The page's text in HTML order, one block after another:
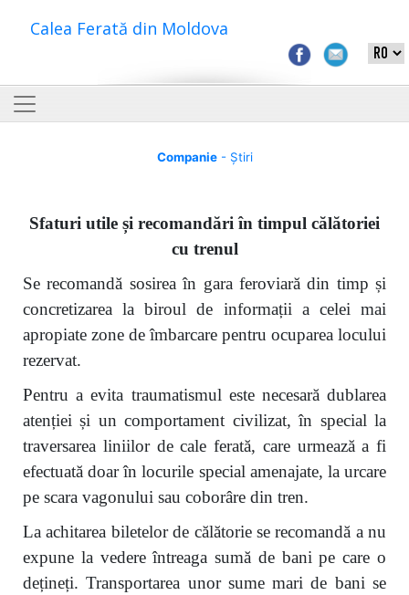
Calea Ferată din Moldova
Companie- Știri
Sfaturi utile și recomandări în timpul călătoriei
cu trenul
Se recomandă sosirea în gara feroviară din timp și
concretizarea la biroul de informații a celei mai
apropiate zone de îmbarcare pentru ocuparea locului
rezervat.
Pentru a evita traumatismul este necesară dublarea
atenției și un comportament civilizat, în special la
traversarea liniilor de cale ferată, care urmează a fi
efectuată doar în locurile special amenajate, la urcare
pe scara vagonului sau coborâre din tren.
La achitarea biletelor de călătorie se recomandă a nu
expune la vedere întreaga sumă de bani pe care o
dețineți. Transportarea unor sume mari de bani se